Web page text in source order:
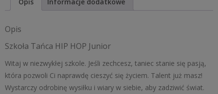
Opis
Szkoła Tańca HIP HOP Junior
Witaj w niezwykłej szkole. Jeśli zechcesz, taniec stanie się pasją,
która pozwoli Ci naprawdę cieszyć się życiem. Talent już masz!
Wystarczy odrobinę wysiłku i wiary w siebie, aby zadziwić świat.